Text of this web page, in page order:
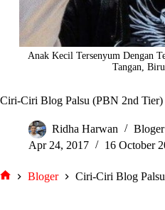
Anak Kecil Tersenyum Dengan
Tangan,
Ciri-Ciri Blog Palsu (PBN 2nd Tier)
Ridha Harwan Bloger
Apr 24, 2017
16 October
Bloger Ciri-Ciri Blog